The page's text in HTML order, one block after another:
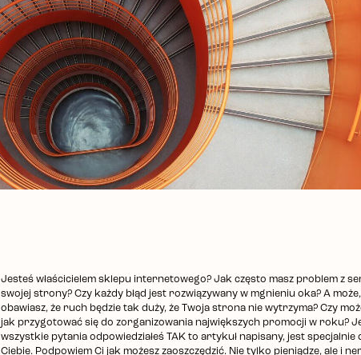
Jesteś właścicielem sklepu internetowego? Jak często masz problem z
swojej strony? Czy każdy błąd jest rozwiązywany w mgnieniu oka? A
obawiasz, że ruch będzie tak duży, że Twoja strona nie wytrzyma? Czy
jak przygotować się do zorganizowania największych promocji w roku?
wszystkie pytania odpowiedziałeś TAK to artykuł napisany, jest specjalnie
Ciebie. Podpowiem Ci jak możesz zaoszczędzić. Nie tylko pieniądze, ale i